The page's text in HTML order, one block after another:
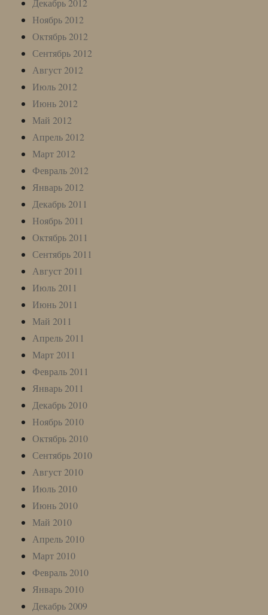
Декабрь 2012
Ноябрь 2012
Октябрь 2012
Сентябрь 2012
Август 2012
Июль 2012
Июнь 2012
Май 2012
Апрель 2012
Март 2012
Февраль 2012
Январь 2012
Декабрь 2011
Ноябрь 2011
Октябрь 2011
Сентябрь 2011
Август 2011
Июль 2011
Июнь 2011
Май 2011
Апрель 2011
Март 2011
Февраль 2011
Январь 2011
Декабрь 2010
Ноябрь 2010
Октябрь 2010
Сентябрь 2010
Август 2010
Июль 2010
Июнь 2010
Май 2010
Апрель 2010
Март 2010
Февраль 2010
Январь 2010
Декабрь 2009